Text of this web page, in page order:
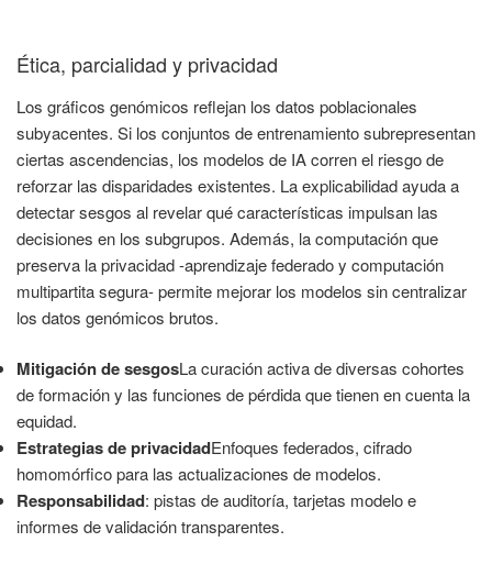
Ética, parcialidad y privacidad
Los gráficos genómicos reflejan los datos poblacionales
subyacentes. Si los conjuntos de entrenamiento subrepresentan
ciertas ascendencias, los modelos de IA corren el riesgo de
reforzar las disparidades existentes. La explicabilidad ayuda a
detectar sesgos al revelar qué características impulsan las
decisiones en los subgrupos. Además, la computación que
preserva la privacidad -aprendizaje federado y computación
multipartita segura- permite mejorar los modelos sin centralizar
los datos genómicos brutos.
Mitigación de sesgosLa curación activa de diversas cohortes
de formación y las funciones de pérdida que tienen en cuenta la
equidad.
Estrategias de privacidadEnfoques federados, cifrado
homomórfico para las actualizaciones de modelos.
Responsabilidad: pistas de auditoría, tarjetas modelo e
informes de validación transparentes.